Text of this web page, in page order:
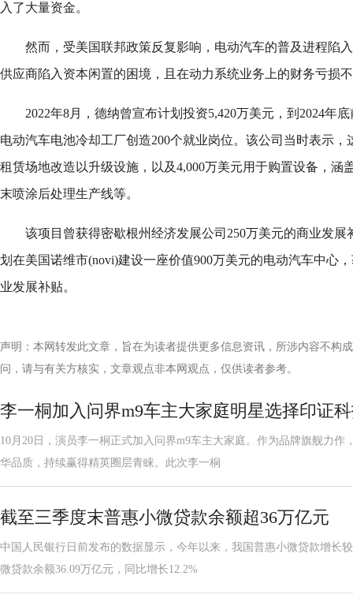
入了大量资金。
然而，受美国联邦政策反复影响，电动汽车的普及进程陷
供应商陷入资本闲置的困境，且在动力系统业务上的财务亏损
2022年8月，德纳曾宣布计划投资5,420万美元，到2024年
电动汽车电池冷却工厂创造200个就业岗位。该公司当时表示，
租赁场地改造以升级设施，以及4,000万美元用于购置设备，涵
末喷涂后处理生产线等。
该项目曾获得密歇根州经济发展公司250万美元的商业发
划在美国诺维市(novi)建设一座价值900万美元的电动汽车中心
业发展补贴。
声明：本网转发此文章，旨在为读者提供更多信息资讯，所涉内容不构
问，请与有关方核实，文章观点非本网观点，仅供读者参考。
李一桐加入问界m9车主大家庭明星选择印证
10月20日，演员李一桐正式加入问界m9车主大家庭。作为品牌旗舰力作
华品质，持续赢得精英圈层青睐。此次李一桐
截至三季度末普惠小微贷款余额超36万亿元
中国人民银行日前发布的数据显示，今年以来，我国普惠小微贷款增长
微贷款余额36.09万亿元，同比增长12.2%